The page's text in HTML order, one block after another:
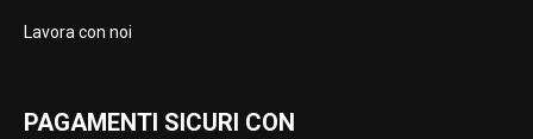
Lavora con noi
PAGAMENTI SICURI CON